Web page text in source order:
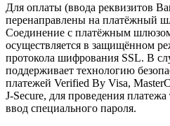
Для оплаты (ввода реквизитов
перенаправлены на
Соединение с платёжным
осуществляется в защищённом
протокола шифрования SSL. В
поддерживает технологию
платежей Verified By Visa,
J-Secure, для проведения
ввод специального пароля.